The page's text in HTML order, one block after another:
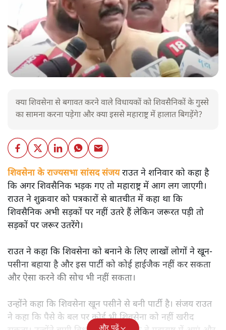
क्या शिवसेना से बगावत करने वाले विधायकों को शिवसैनिकों के गुस्से
का सामना करना पड़ेगा और क्या इससे महाराष्ट्र में हालात बिगड़ेंगे?
शिवसेना के राज्यसभा सांसद संजयराउत ने शनिवार को कहा है
कि अगर शिवसैनिक भड़क गए तो महाराष्ट्र में आग लग जाएगी।
राउत ने शुक्रवार को पत्रकारों से बातचीत में कहा था कि
शिवसैनिक अभी सड़कों पर नहीं उतरे हैं लेकिन जरूरत पड़ी तो
सड़कों पर जरूर उतरेंगे।
राउत ने कहा कि शिवसेना को बनाने के लिए लाखों लोगों ने खून-
पसीना बहाया है और इस पार्टी को कोई हाईजैक नहीं कर सकता
और ऐसा करने की सोच भी नहीं सकता।
उन्होंने कहा कि शिवसेना खून पसीने से बनी पार्टी है। संजय राउत
ने कहा कि पैसे के बल पर कोई भी शिवसेना को नहीं खरीद
और पढ़ें